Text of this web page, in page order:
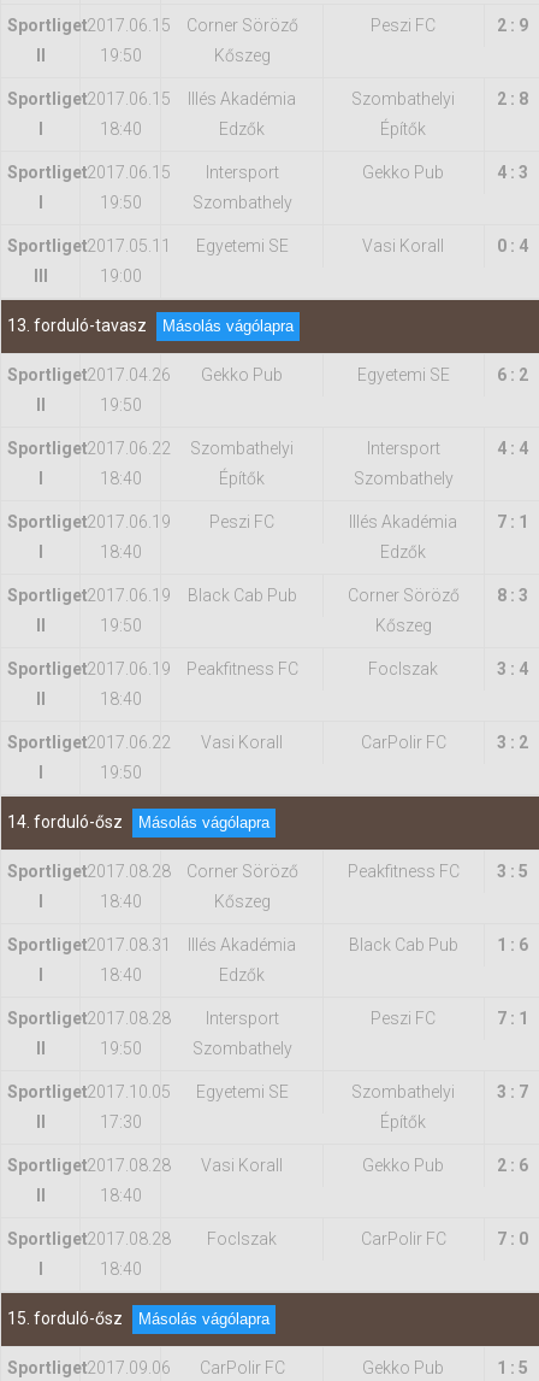
Sportliget2017.06.15
19:50
Corner Söröző
Kőszeg
Peszi FC 2 : 9
Sportliget2017.06.15
18:40
Illés Akadémia
Edzők
Szombathelyi
Építők
2 : 8
Sportliget2017.06.15
19:50
Intersport
Szombathely
Gekko Pub 4 : 3
Sportliget2017.05.11
19:00
Egyetemi SE Vasi Korall 0 : 4
13. forduló-tavasz Másolás vágólapra
Sportliget2017.04.26
19:50
Gekko Pub Egyetemi SE 6 : 2
Sportliget2017.06.22
18:40
Szombathelyi
Építők
Intersport
Szombathely
4 : 4
Sportliget2017.06.19
18:40
Peszi FC
Illés Akadémia
Edzők
7 : 1
Sportliget2017.06.19
19:50
Black Cab Pub
Corner Söröző
Kőszeg
8 : 3
Sportliget2017.06.19
18:40
Peakfitness FC FocIszak 3 : 4
Sportliget2017.06.22
19:50
Vasi Korall CarPolir FC 3 : 2
14. forduló-ősz Másolás vágólapra
Sportliget2017.08.28
18:40
Corner Söröző
Kőszeg
Peakfitness FC 3 : 5
Sportliget2017.08.31
18:40
Illés Akadémia
Edzők
Black Cab Pub 1 : 6
Sportliget2017.08.28
19:50
Intersport
Szombathely
Peszi FC 7 : 1
Sportliget2017.10.05
17:30
Egyetemi SE
Szombathelyi
Építők
3 : 7
Sportliget2017.08.28
18:40
Vasi Korall Gekko Pub 2 : 6
Sportliget2017.08.28
18:40
FocIszak CarPolir FC 7 : 0
15. forduló-ősz Másolás vágólapra
Sportliget2017.09.06
CarPolir FC Gekko Pub 1 : 5